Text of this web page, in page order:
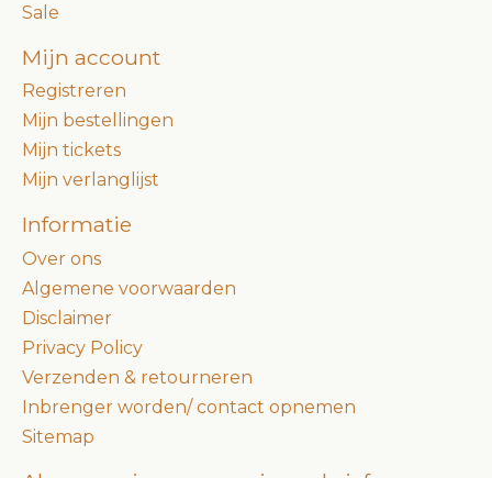
Sale
Mijn account
Registreren
Mijn bestellingen
Mijn tickets
Mijn verlanglijst
Informatie
Over ons
Algemene voorwaarden
Disclaimer
Privacy Policy
Verzenden & retourneren
Inbrenger worden/ contact opnemen
Sitemap